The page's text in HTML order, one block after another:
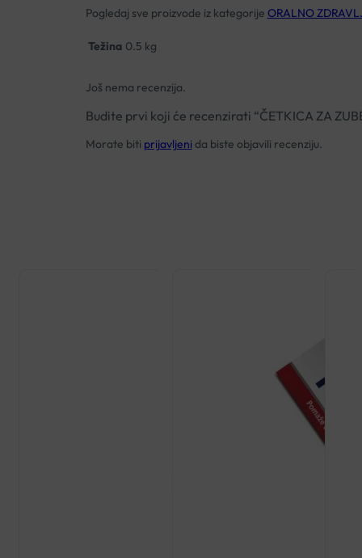
Pogledaj sve proizvode iz kategorije ORALNO
Težina 0.5 kg
Još nema recenzija.
Budite prvi koji će recenzirati “ČETKICA ZA
Morate biti prijavljeni da biste objavili recenziju.